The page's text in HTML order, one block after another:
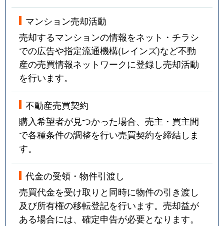
マンション売却活動
売却するマンションの情報をネット・チラシ
での広告や指定流通機構(レインズ)など不動
産の売買情報ネットワークに登録し売却活動
を行います。
不動産売買契約
購入希望者が見つかった場合、売主・買主間
で各種条件の調整を行い売買契約を締結しま
す。
代金の受領・物件引渡し
売買代金を受け取りと同時に物件の引き渡し
及び所有権の移転登記を行います。売却益が
ある場合には、確定申告が必要となります。